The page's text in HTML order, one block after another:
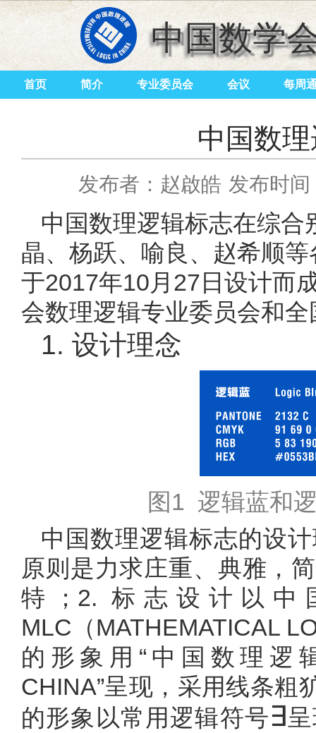
中国数学
首页 简介 专业委员会 会议 每周
中国数
发布者：赵啟皓 发布时
中国数理逻辑标志在综
晶、杨跃、喻良、赵希顺
于2017年10月27日设计而
会数理逻辑专业委员会和
1. 设计理念
图1 逻辑蓝和
中国数理逻辑标志的设
原则是力求庄重、典雅，
特；2. 标志设计以
MLC（MATHEMATICAL
的形象用“中国数理逻辑
CHINA”呈现，采用线条粗
的形象 以常用逻辑符号∃